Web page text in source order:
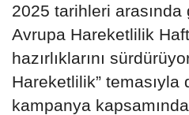
2025 tarihleri
Avrupa Hareketlilik
hazırlıklarını
Hareketlilik” temasıyla
kampanya